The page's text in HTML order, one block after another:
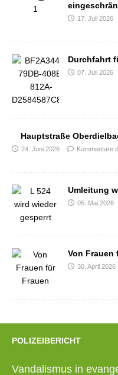
17. Juli 2026
Durchfahrt
07. Juli 2026
Hauptstraße
24. Juni 2026 Kommentare
Umleitung
05. Mai 2026
Von Frauen
30. April 2026
POLIZEIBERICHT
Vandalismus in